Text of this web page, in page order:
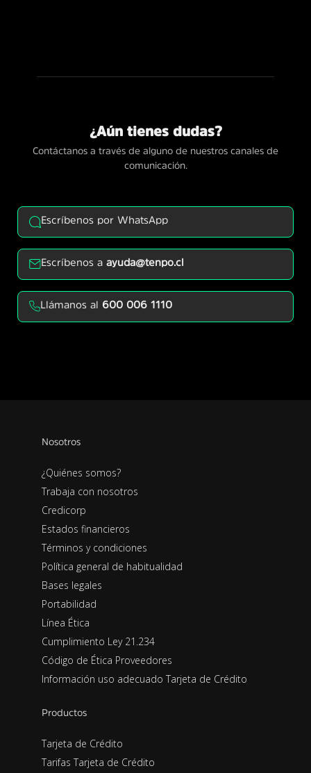
¿Aún tienes dudas?
Contáctanos a través de alguno de nuestros canales de
comunicación.
Escríbenos por WhatsApp
Escríbenos aayuda@tenpo.cl
Llámanos al 600 006 1110
Nosotros
¿Quiénes somos?
Trabaja con nosotros
Credicorp
Estados financieros
Términos y condiciones
Política general de habitualidad
Bases legales
Portabilidad
Línea Ética
Cumplimiento Ley 21.234
Código de Ética Proveedores
Información uso adecuado Tarjeta de Crédito
Productos
Tarjeta de Crédito
Tarifas Tarjeta de Crédito